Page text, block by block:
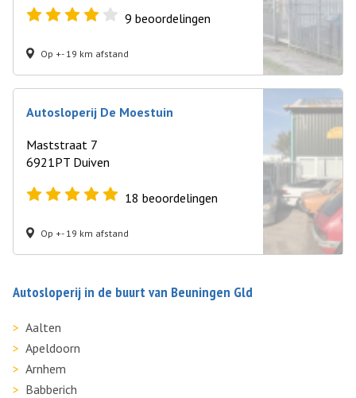
9 beoordelingen
Op +- 19 km afstand
Autosloperij De Moestuin
Maststraat 7
6921PT Duiven
18 beoordelingen
Op +- 19 km afstand
Autosloperij in de buurt van Beuningen Gld
Aalten
Apeldoorn
Arnhem
Babberich